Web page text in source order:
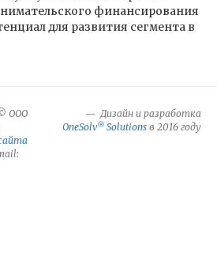
финансирования
для развития сегмента в
ООО
Дизайн и разработка
OneSolv® Solutions в 2016 году